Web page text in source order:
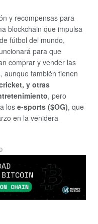
y recompensas para
blockchain que impulsa
fútbol del mundo,
para que
comprar y vender las
aunque también tienen
y otras
, pero
los e-sports ($OG), que
en la venidera